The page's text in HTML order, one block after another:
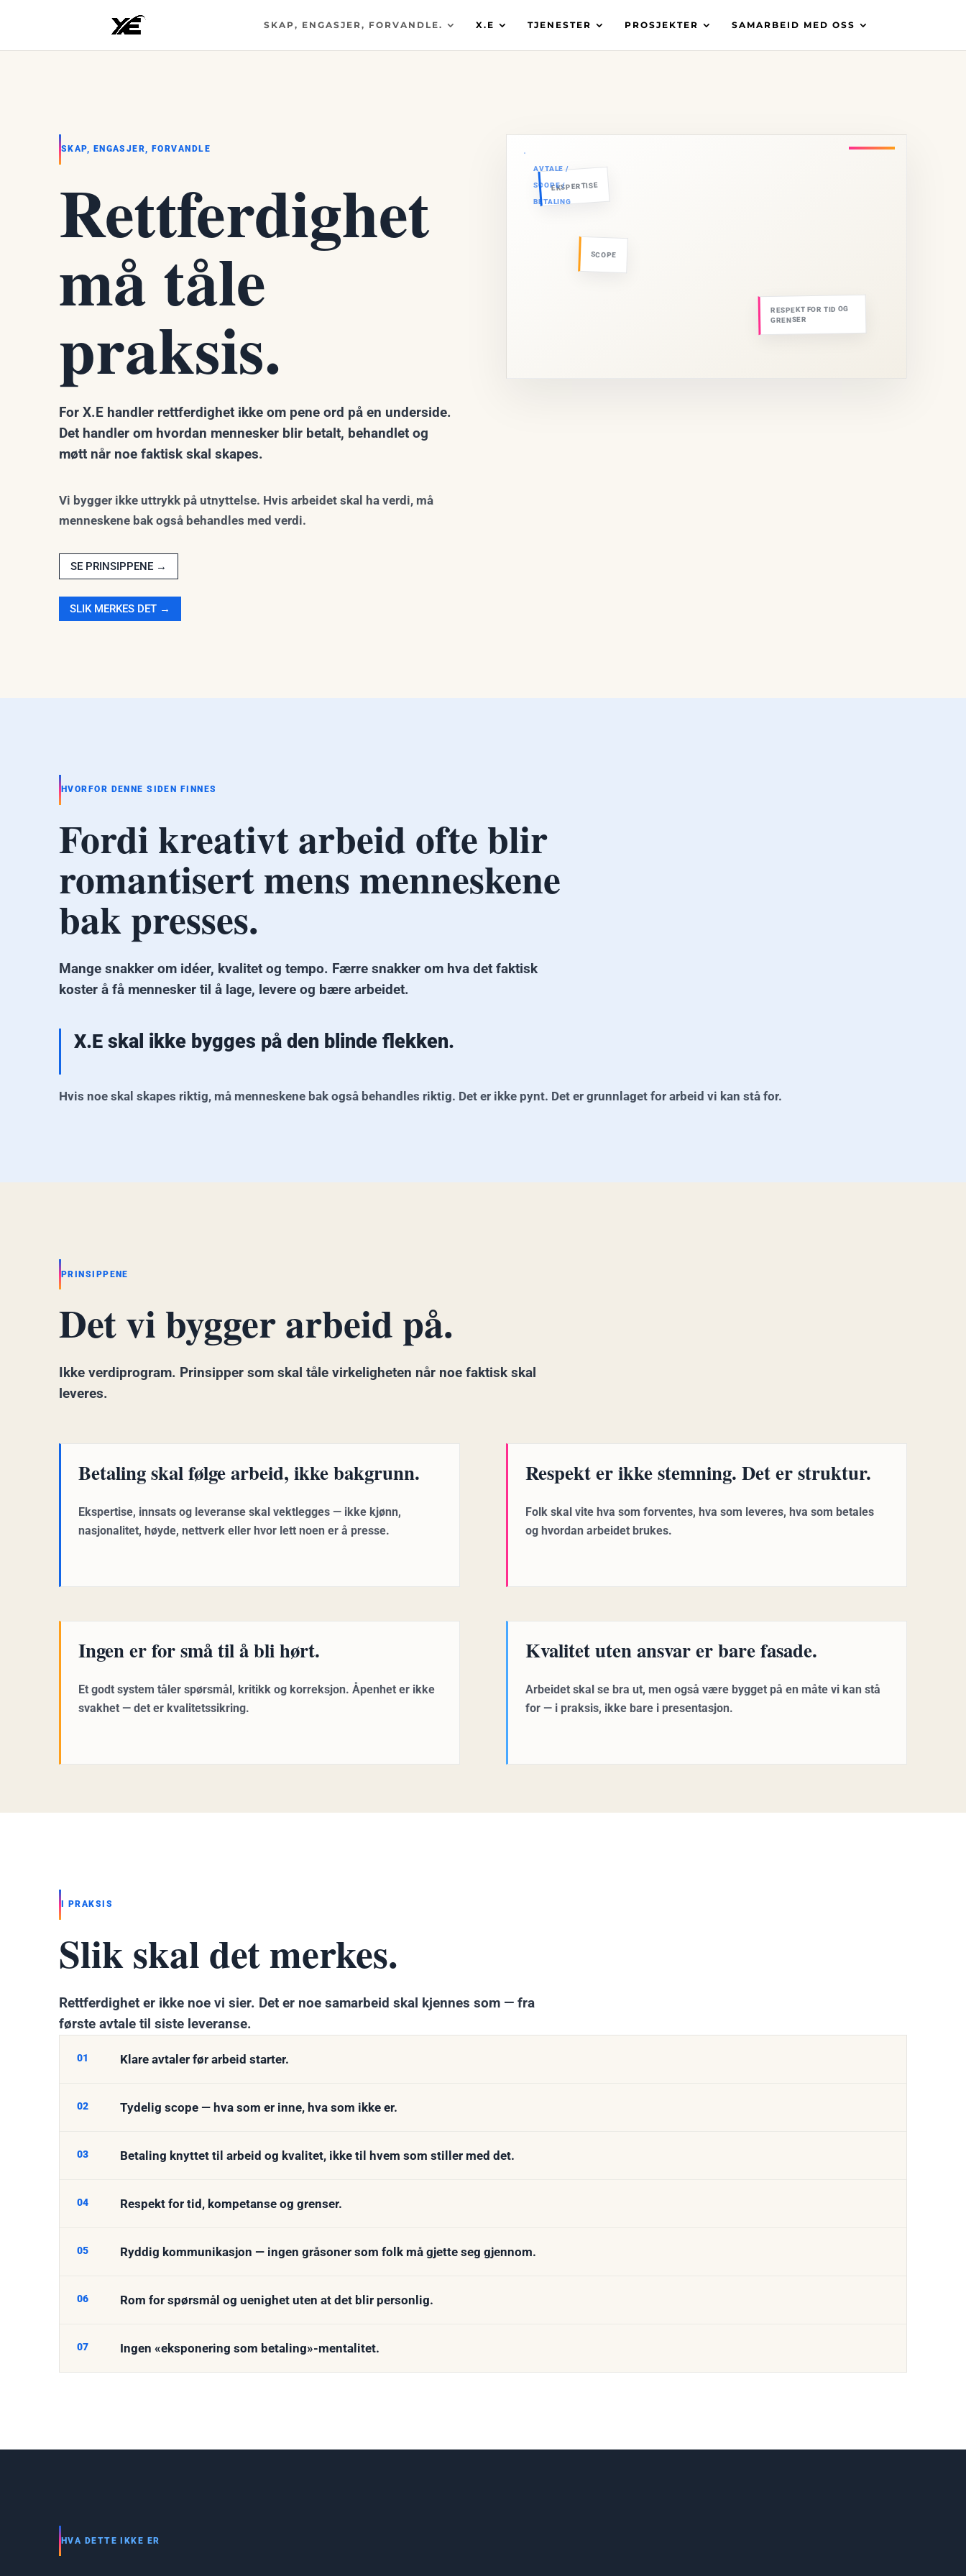
SKAP, ENGASJER, FORVANDLE. X.E TJENESTER PROSJEKTER SAMARBEID MED OSS
SKAP, ENGASJER, FORVANDLE
Rettferdighet
må tåle
praksis.
For X.E handler rettferdighet ikke om pene ord på en underside.
Det handler om hvordan mennesker blir betalt, behandlet og
møtt når noe faktisk skal skapes.
Vi bygger ikke uttrykk på utnyttelse. Hvis arbeidet skal ha verdi, må
menneskene bak også behandles med verdi.
SE PRINSIPPENE →
SLIK MERKES DET →
EKSPERTISE
SCOPE
RESPEKT FOR TID OG
GRENSER
HVORFOR DENNE SIDEN FINNES
Fordi kreativt arbeid ofte blir
romantisert mens menneskene
bak presses.
Mange snakker om idéer, kvalitet og tempo. Færre snakker om hva det faktisk
koster å få mennesker til å lage, levere og bære arbeidet.
X.E skal ikke bygges på den blinde flekken.
Hvis noe skal skapes riktig, må menneskene bak også behandles riktig. Det er ikke pynt. Det er grunnlaget for arbeid vi kan stå for.
PRINSIPPENE
Det vi bygger arbeid på.
Ikke verdiprogram. Prinsipper som skal tåle virkeligheten når noe faktisk skal
leveres.
Betaling skal følge arbeid, ikke bakgrunn.
Ekspertise, innsats og leveranse skal vektlegges — ikke kjønn,
nasjonalitet, høyde, nettverk eller hvor lett noen er å presse.
Respekt er ikke stemning. Det er struktur.
Folk skal vite hva som forventes, hva som leveres, hva som betales
og hvordan arbeidet brukes.
Ingen er for små til å bli hørt.
Et godt system tåler spørsmål, kritikk og korreksjon. Åpenhet er ikke
svakhet — det er kvalitetssikring.
Kvalitet uten ansvar er bare fasade.
Arbeidet skal se bra ut, men også være bygget på en måte vi kan stå
for — i praksis, ikke bare i presentasjon.
I PRAKSIS
Slik skal det merkes.
Rettferdighet er ikke noe vi sier. Det er noe samarbeid skal kjennes som — fra
første avtale til siste leveranse.
01 Klare avtaler før arbeid starter.
02 Tydelig scope — hva som er inne, hva som ikke er.
03 Betaling knyttet til arbeid og kvalitet, ikke til hvem som stiller med det.
04 Respekt for tid, kompetanse og grenser.
05 Ryddig kommunikasjon — ingen gråsoner som folk må gjette seg gjennom.
06 Rom for spørsmål og uenighet uten at det blir personlig.
07 Ingen «eksponering som betaling»-mentalitet.
HVA DETTE IKKE ER